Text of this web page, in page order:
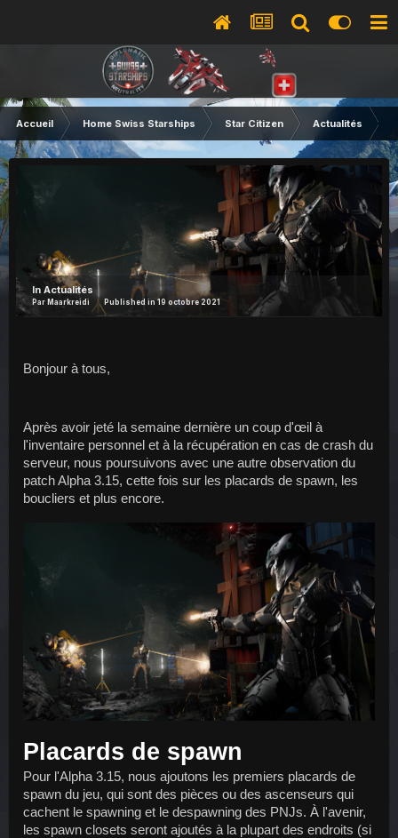
Accueil Home Swiss Starships Star Citizen Actualités
InActualités
Par Maarkreidi Published in19 octobre 2021
Bonjour à tous,
Après avoir jeté la semaine dernière un coup d'œil à
l'inventaire personnel et à la récupération en cas de crash du
serveur, nous poursuivons avec une autre observation du
patch Alpha 3.15, cette fois sur les placards de spawn, les
boucliers et plus encore.
Placards de spawn
Pour l'Alpha 3.15, nous ajoutons les premiers placards de
spawn du jeu, qui sont des pièces ou des ascenseurs qui
cachent le spawning et le despawning des PNJs. À l'avenir,
les spawn closets seront ajoutés à la plupart des endroits (si